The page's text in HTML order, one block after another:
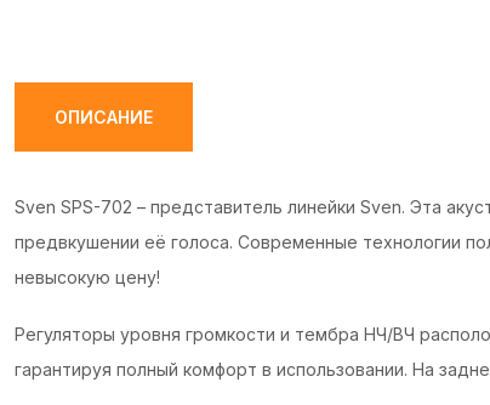
ОПИСАНИЕ
Sven SPS-702 – представитель линейки Sven. Эта
предвкушении её голоса. Современные технологии
невысокую цену!
Регуляторы уровня громкости и тембра НЧ/ВЧ
гарантируя полный комфорт в использовании. На